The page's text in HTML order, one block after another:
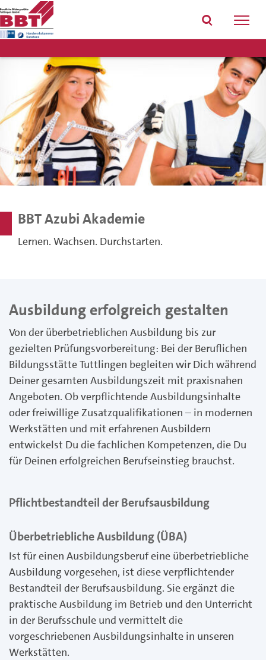
Link
auf
dem
Suche
BBT Azubi Akademie
Lernen. Wachsen. Durchstarten.
Ausbildung erfolgreich gestalten
Von der überbetrieblichen Ausbildung bis zur
gezielten Prüfungsvorbereitung: Bei der Beruflichen
Bildungsstätte Tuttlingen begleiten wir Dich während
Deiner gesamten Ausbildungszeit mit praxisnahen
Angeboten. Ob verpflichtende Ausbildungsinhalte
oder freiwillige Zusatzqualifikationen – in modernen
Werkstätten und mit erfahrenen Ausbildern
entwickelst Du die fachlichen Kompetenzen, die Du
für Deinen erfolgreichen Berufseinstieg brauchst.
Pflichtbestandteil der Berufsausbildung
Überbetriebliche Ausbildung (ÜBA)
Ist für einen Ausbildungsberuf eine überbetriebliche
Ausbildung vorgesehen, ist diese verpflichtender
Bestandteil der Berufsausbildung. Sie ergänzt die
praktische Ausbildung im Betrieb und den Unterricht
in der Berufsschule und vermittelt die
vorgeschriebenen Ausbildungsinhalte in unseren
Werkstätten.